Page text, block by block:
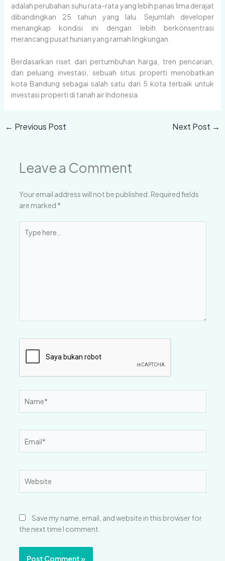
adalah perubahan suhu rata-rata yang lebih panas lima derajat
dibandingkan 25 tahun yang lalu. Sejumlah developer
menangkap kondisi ini dengan lebih berkonsentrasi
merancang pusat hunian yang ramah lingkungan.
Berdasarkan riset dari pertumbuhan harga, tren pencarian,
dan peluang investasi, sebuah situs properti menobatkan
kota Bandung sebagai salah satu dari 5 kota terbaik untuk
investasi properti di tanah air Indonesia.
← Previous Post Next Post →
Leave a Comment
Your email address will not be published. Required fields
are marked *
here..
Save my name, email, and website in this browser for
the next time I comment.